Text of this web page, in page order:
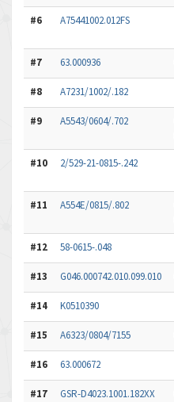
#6 A75441002.012FS
#7 63.000936
#8 A7231/1002/.182
#9 A5543/0604/.702
#10 2/529-21-0815-.242
#11 A554E/0815/.802
#12 58-0615-.048
#13 G046.000742.010.099.010
#14 K0510390
#15 A6323/0804/7155
#16 63.000672
#17 GSR-D4023.1001.182XX